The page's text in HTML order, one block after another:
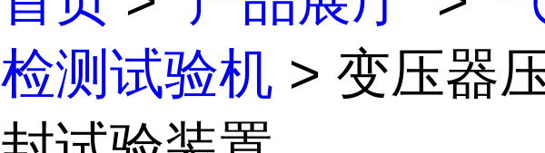
检测试验机 > 变压器